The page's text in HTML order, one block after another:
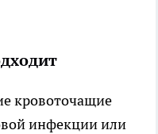
кровоточащие
инфекции или